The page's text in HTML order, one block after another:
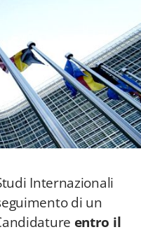
Internazionali
di un
entro il